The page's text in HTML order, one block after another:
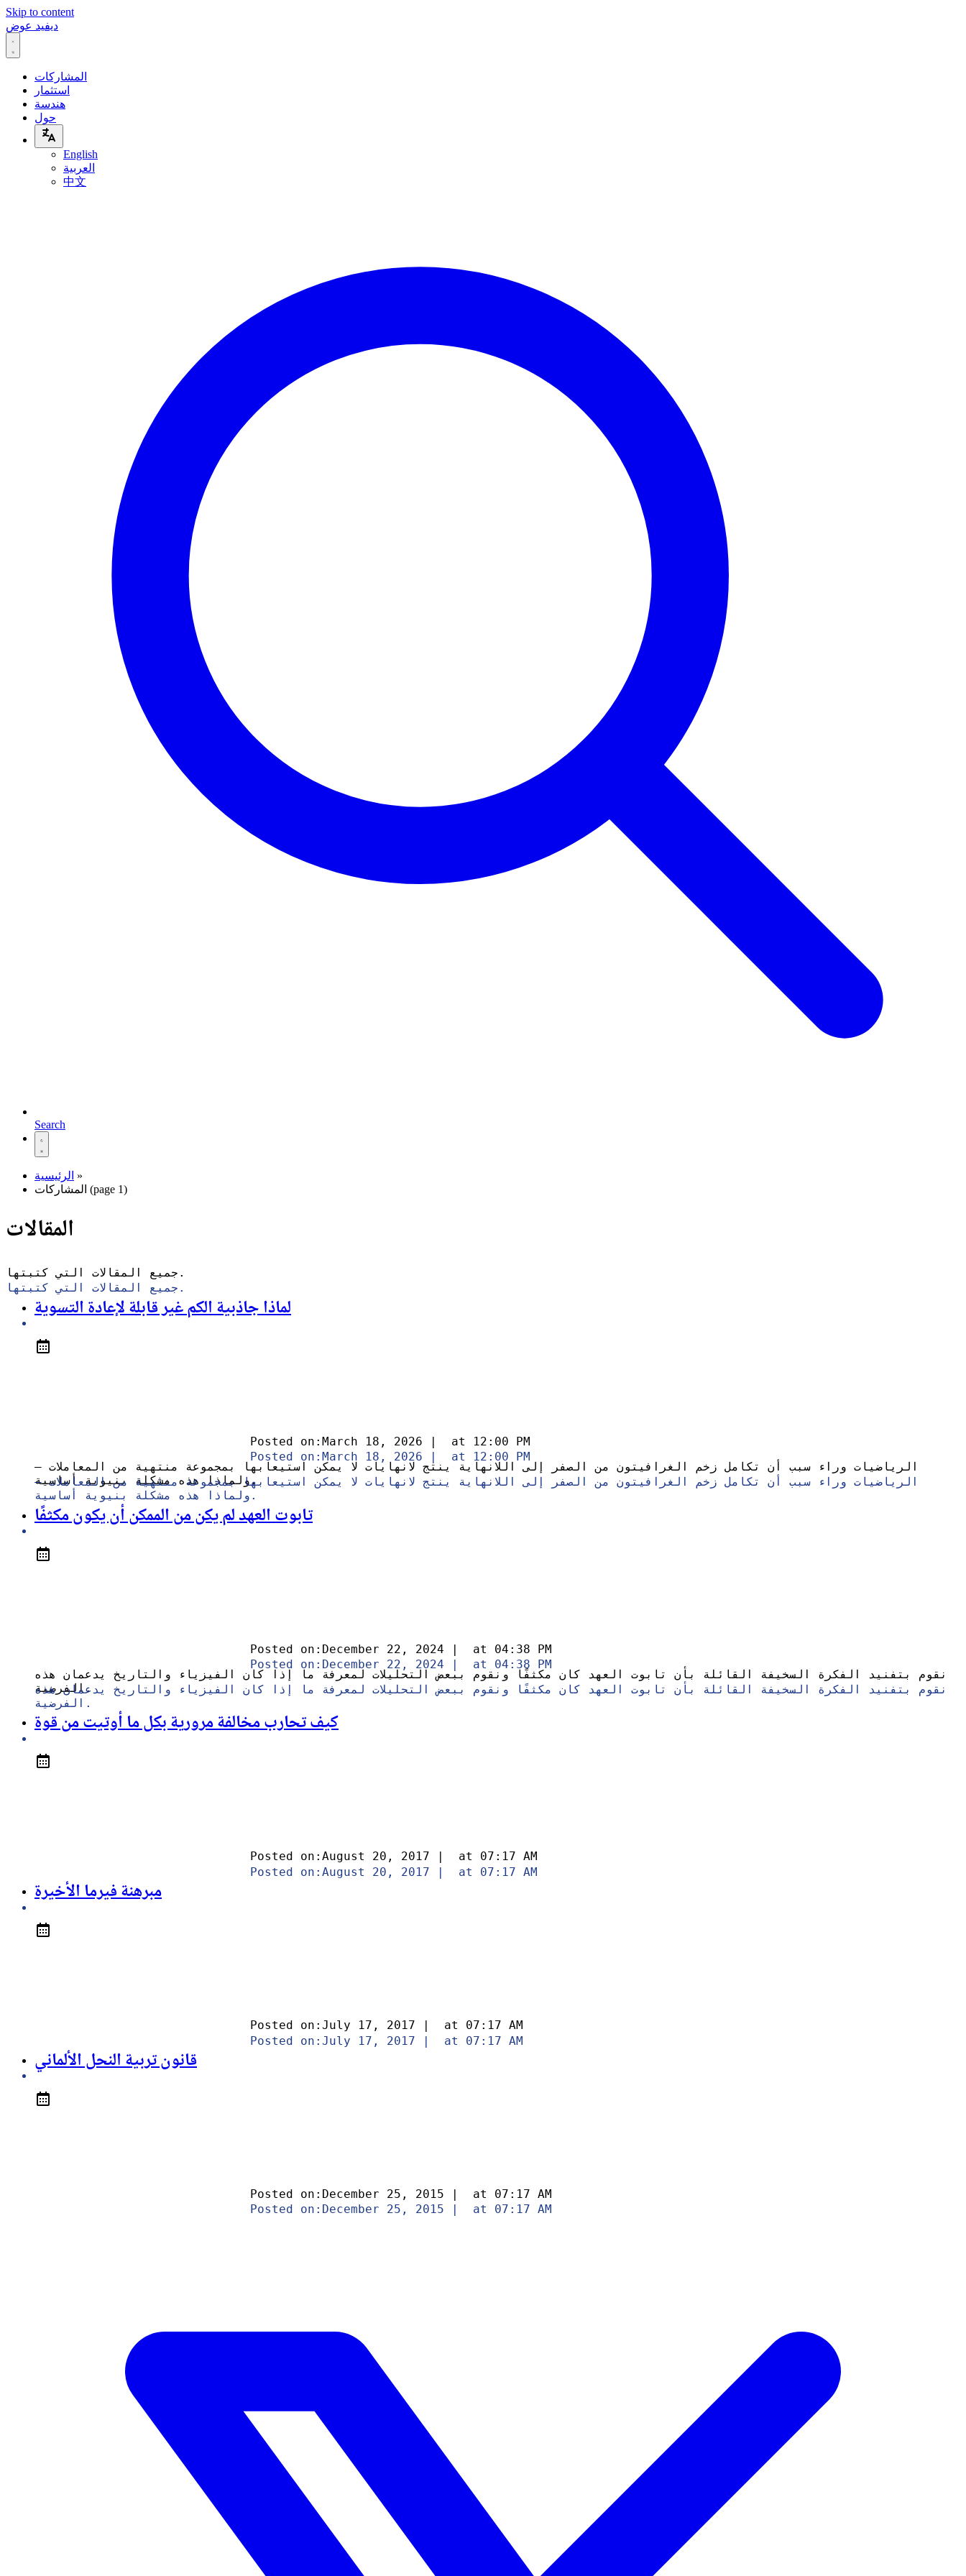
Skip to content
ديفيد عوض
المشاركات
استثمار
هندسة
حول
English
العربية
中文
Search
الرئيسية »
المشاركات (page 1)
المقالات
جميع المقالات التي كتبتها.
لماذا جاذبية الكم غير قابلة لإعادة التسوية
Posted on: March 18, 2026 | at
12:00 PM
الرياضيات وراء سبب أن تكامل زخم الغرافيتون من الصفر إلى اللانهاية ينتج لانهايات لا يمكن استيعابها بمجموعة منتهية من المعاملات —
ولماذا هذه مشكلة بنيوية أساسية.
تابوت العهد لم يكن من الممكن أن يكون مكثفًا
Posted on: December 22, 2024 | at 04:38 PM
نقوم بتفنيد الفكرة السخيفة القائلة بأن تابوت العهد كان مكثفًا ونقوم ببعض التحليلات لمعرفة ما إذا كان الفيزياء والتاريخ يدعمان هذه
الفرضية.
كيف تحارب مخالفة مرورية بكل ما أوتيت من قوة
Posted on: August 20, 2017 at 07:17 AM
مبرهنة فيرما الأخيرة
Posted on: July 17, 2017 | at 07:17 AM
قانون تربية النحل الألماني
Posted on: December 25, 2015 | at 07:17 AM
جميع المقالات التي كتبتها.
Posted on: March 18, 2026 | at
12:00 PM
الرياضيات وراء سبب أن تكامل زخم الغرافيتون من الصفر إلى اللانهاية ينتج لانهايات لا يمكن استيعابها بمجموعة منتهية من المعاملات —
ولماذا هذه مشكلة بنيوية أساسية.
Posted on: December 22, 2024 | at 04:38 PM
نقوم بتفنيد الفكرة السخيفة القائلة بأن تابوت العهد كان مكثفًا ونقوم ببعض التحليلات لمعرفة ما إذا كان الفيزياء والتاريخ يدعمان هذه
الفرضية.
Posted on: August 20, 2017 | at 07:17 AM
Posted on: July 17, 2017 | at 07:17 AM
Posted on: December 25, 2015 at 07:17 AM